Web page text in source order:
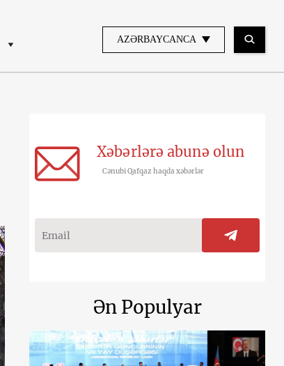
AZƏRBAYCANCA
Xəbərlərə abunə olun
Cənubi Qafqaz haqda xəbərlər
Ən Populyar